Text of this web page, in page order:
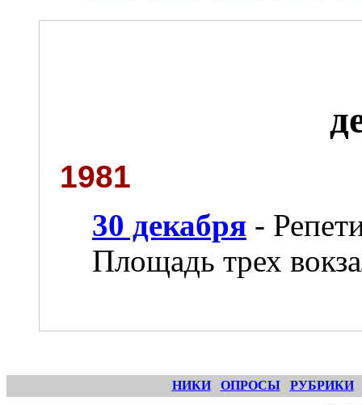
1981
30 декабря -
Площадь трех
НИКИ ОПРОСЫ РУБРИКИ